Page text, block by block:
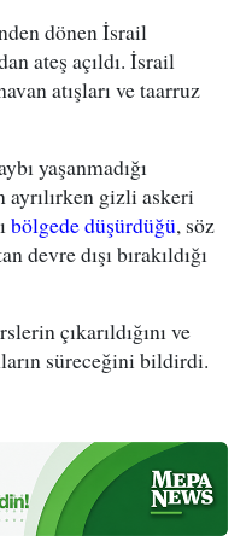
dönen İsrail
ateş açıldı. İsrail
atışları ve taarruz
yaşanmadığı
gizli askeri
bölgede düşürdüğü, söz
devre dışı bırakıldığı
çıkarıldığını ve
süreceğini bildirdi.